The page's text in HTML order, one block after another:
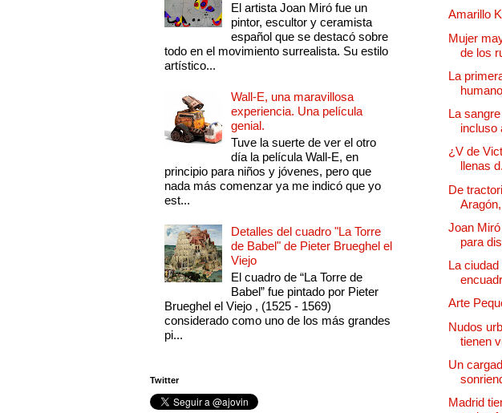
El artista Joan Miró fue un
pintor, escultor y ceramista
español que se destacó sobre
todo en el movimiento surrealista. Su estilo
artístico...
Wall-E, una maravillosa
experiencia. Una película
genial.
Tuve la suerte de ver el otro
día la película Wall-E, en
principio para niños y jóvenes, pero que
nada más comenzar ya me indicó que yo
est...
Detalles del cuadro "La Torre
de Babel" de Pieter Brueghel el
Viejo
El cuadro de “La Torre de
Babel” fue pintado por Pieter
Brueghel el Viejo , (1525 - 1569)
considerado como uno de los más grandes
pi...
Twitter
Amarillo
Mujer
de los
La
La
incluso
¿V de
llenas
De
Joan
para
La
Arte
Nudos
tienen
Un
Madrid